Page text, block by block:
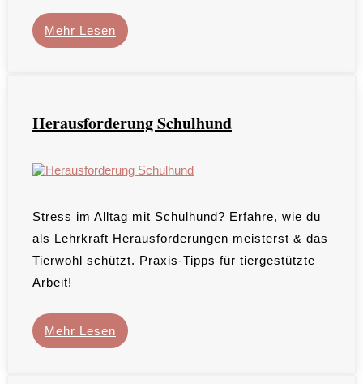
Mehr Lesen
Herausforderung Schulhund
Stress im Alltag mit Schulhund? Erfahre, wie du
als Lehrkraft Herausforderungen meisterst & das
Tierwohl schützt. Praxis-Tipps für tiergestützte
Arbeit!
Mehr Lesen